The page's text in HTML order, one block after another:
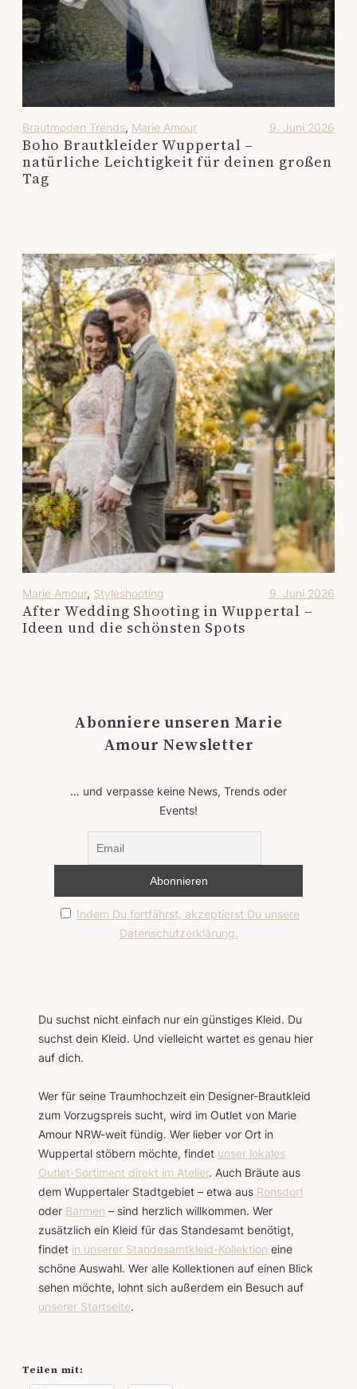
Brautmoden Trends, Marie Amour 9. Juni 2026
Boho Brautkleider Wuppertal –
natürliche Leichtigkeit für deinen großen
Tag
Marie Amour, Styleshooting 9. Juni 2026
After Wedding Shooting in Wuppertal –
Ideen und die schönsten Spots
Abonniere unseren Marie
Amour Newsletter
… und verpasse keine News, Trends oder
Events!
Indem Du fortfährst, akzeptierst Du unsere
Datenschutzerklärung.
Du suchst nicht einfach nur ein günstiges Kleid. Du
suchst dein Kleid. Und vielleicht wartet es genau hier
auf dich.
Wer für seine Traumhochzeit ein Designer-Brautkleid
zum Vorzugspreis sucht, wird im Outlet von Marie
Amour NRW-weit fündig. Wer lieber vor Ort in
Wuppertal stöbern möchte, findet unser lokales
Outlet-Sortiment direkt im Atelier. Auch Bräute aus
dem Wuppertaler Stadtgebiet – etwa aus Ronsdorf
oder Barmen – sind herzlich willkommen. Wer
zusätzlich ein Kleid für das Standesamt benötigt,
findet in unserer Standesamtkleid-Kollektion eine
schöne Auswahl. Wer alle Kollektionen auf einen Blick
sehen möchte, lohnt sich außerdem ein Besuch auf
unserer Startseite.
Teilen mit: